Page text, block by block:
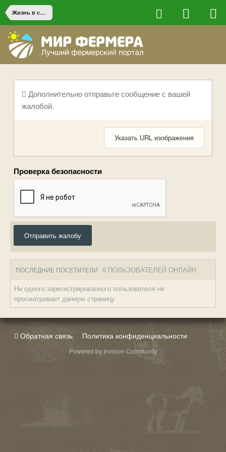
Жизнь в сельской местности
Дополнительно отправьте сообщение с вашей
жалобой.
Указать URL изображения
Проверка безопасности
Отправить жалобу
ПОСЛЕДНИЕ ПОСЕТИТЕЛИ 0 ПОЛЬЗОВАТЕЛЕЙ ОНЛАЙН
Ни одного зарегистрированного пользователя не
просматривает данную страницу
Обратная связь Политика конфиденциальности
Powered by Invision Community